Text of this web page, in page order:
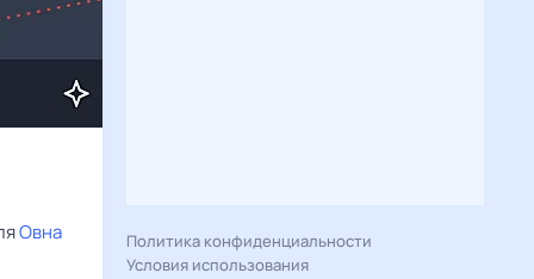
Овна
Политика конфиденциальности
Условия использования